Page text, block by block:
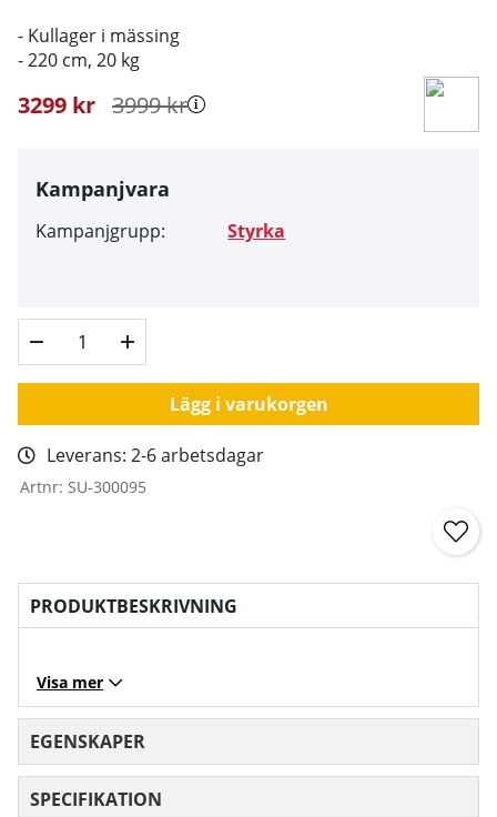
- Kullager i mässing
- 220 cm, 20 kg
3999kr
3299 kr
Kampanjvara
Kampanjgrupp: Styrka
Lägg i varukorgen
Leverans: 2-6 arbetsdagar
Artnr: SU-300095
PRODUKTBESKRIVNING
Visa mer
EGENSKAPER
SPECIFIKATION